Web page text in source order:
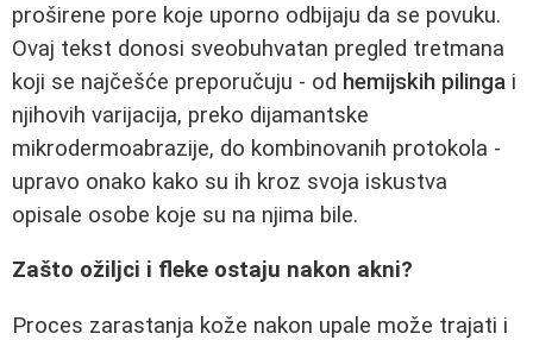
proširene pore koje uporno odbijaju da se povuku.
Ovaj tekst donosi sveobuhvatan pregled tretmana
koji se najčešće preporučuju - od hemijskih pilinga i
njihovih varijacija, preko dijamantske
mikrodermoabrazije, do kombinovanih protokola -
upravo onako kako su ih kroz svoja iskustva
opisale osobe koje su na njima bile.
Zašto ožiljci i fleke ostaju nakon akni?
Proces zarastanja kože nakon upale može trajati i